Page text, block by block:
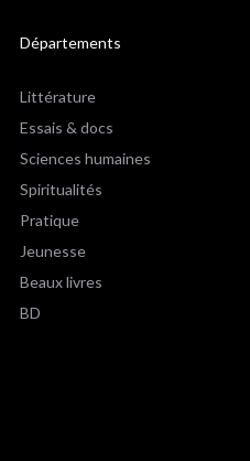
Départements
Littérature
Essais & docs
Sciences humaines
Spiritualités
Pratique
Jeunesse
Beaux livres
BD